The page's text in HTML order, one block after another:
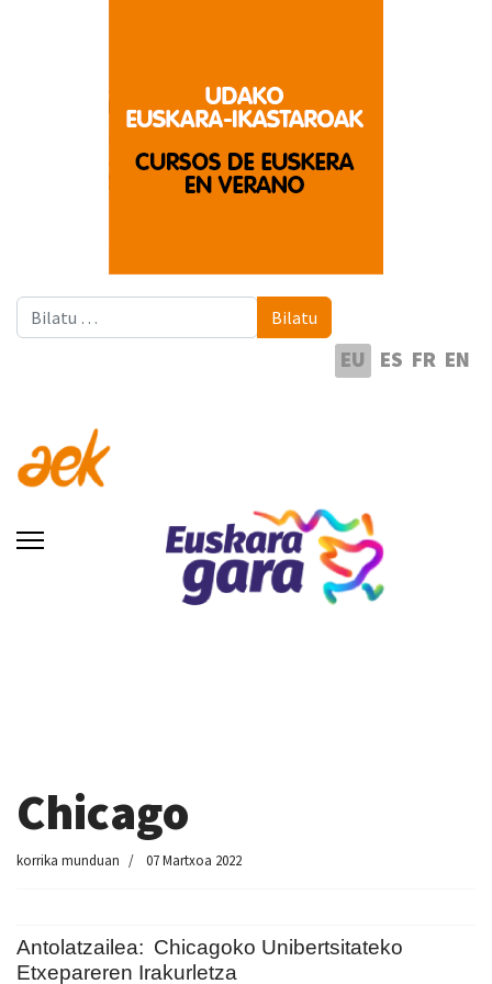
Bilatu Bilatu
EU ES FR EN
Chicago
korrika munduan 07 Martxoa 2022
Antolatzailea: Chicagoko Unibertsitateko
Etxepareren Irakurletza